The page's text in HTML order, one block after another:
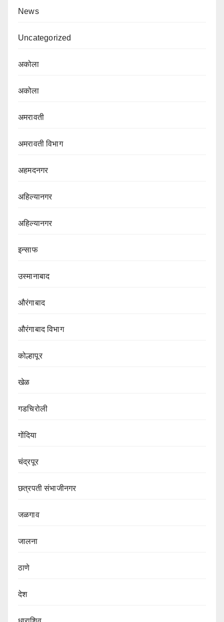
News
Uncategorized
अकोला
अकोला
अमरावती
अमरावती विभाग‌
अहमदनगर
अहिल्यानगर
अहिल्यानगर
इन्साफ
उस्मानाबाद
औरंगाबाद
औरंगाबाद विभाग‌
कोल्हापूर
खेळ
गडचिरोली
गोंदिया
चंद्रपूर
छत्रपती संभाजीनगर
जळगाव
जालना
ठाणे
देश